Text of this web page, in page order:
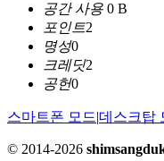
공간 사용 0 B
포인트2
명성0
크레딧2
공헌0
스마트폰 모드|데스크탑
© 2014-2026